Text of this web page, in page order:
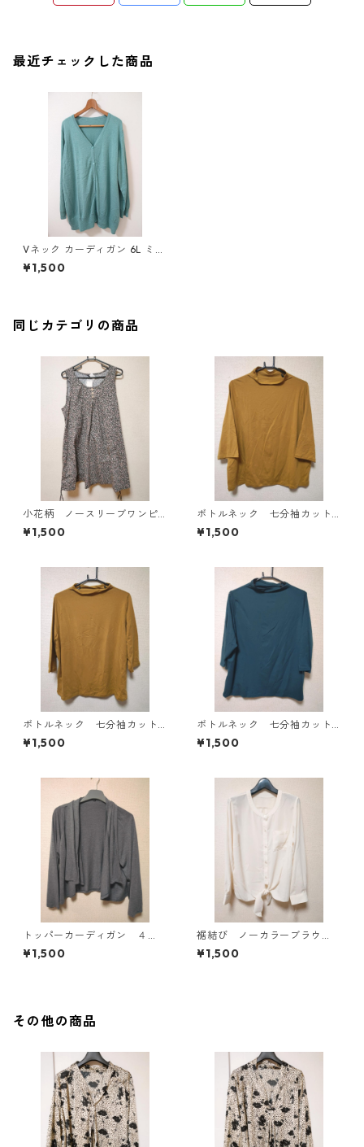
最近チェックした商品
Vネック カーディガン 6L ミン
トグリーン ◆KIY-908◆
¥1,500
同じカテゴリの商品
小花柄 ノースリーブワンピ
ース ４Ｌ ブラック KAE-
4819
¥1,500
ボトルネック 七分袖カット
ソー ４Ｌ マスタード KA
E-4818
¥1,500
ボトルネック 七分袖カット
ソー ４Ｌ マスタード KA
E-4816
¥1,500
ボトルネック 七分袖カット
ソー ４Ｌ ティールグリー
ン KAE-4815
¥1,500
トッパーカーディガン ４
Ｌ グレー KAE-4814
¥1,500
裾結び ノーカラーブラウ
ス ３Ｌ アイボリー KAE-
4813
¥1,500
その他の商品